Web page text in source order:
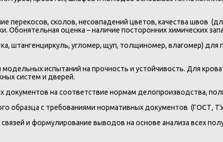
перекосов, сколов, несовпадений цветов, качества швов
Обонятельная оценка – наличие посторонних химических
штангенциркуль, угломер, щуп, толщиномер, влагомер) для
испытаний на прочность и устойчивость. Для
систем и дверей.
документов на соответствие нормам делопроизводства,
образца с требованиями нормативных документов (ГОСТ,
и формулирование выводов на основе анализа всех